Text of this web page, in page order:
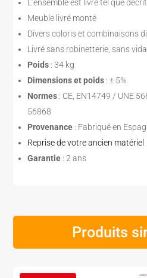
L’ensemble est livré tel que
Meuble livré monté
Divers coloris et combinaisons
Livré sans robinetterie, sans
Poids : 34 kg
Dimensions et poids : ± 5%
Normes : CE, EN14749 / UNE
56868
Provenance : Fabriqué en
Reprise de votre ancien matériel
Garantie : 2 ans
Produits